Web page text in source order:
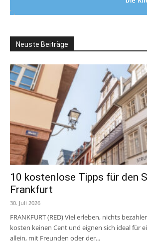
Neuste Beiträge
10 kostenlose Tipps für den
Frankfurt
30. Juli 2026
FRANKFURT (RED) Viel erleben, nichts
kosten keinen Cent und eignen sich ideal für
allein, mit Freunden oder der...